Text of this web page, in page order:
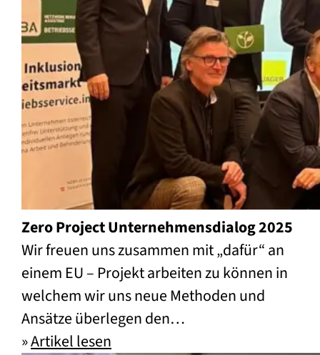
Zero Project Unternehmensdialog 2025
Wir freuen uns zusammen mit „dafür“ an
einem EU – Projekt arbeiten zu können in
welchem wir uns neue Methoden und
Ansätze überlegen den…
»Artikel lesen